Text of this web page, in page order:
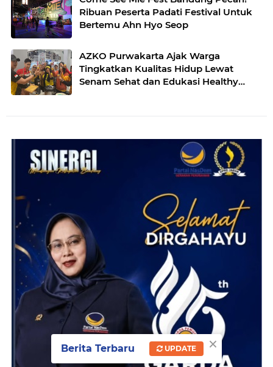
Ribuan Peserta Padati Festival Untuk
Bertemu Ahn Hyo Seop
AZKO Purwakarta Ajak Warga
Tingkatkan Kualitas Hidup Lewat
Senam Sehat dan Edukasi Healthy
×
Berita Terbaru UPDATE